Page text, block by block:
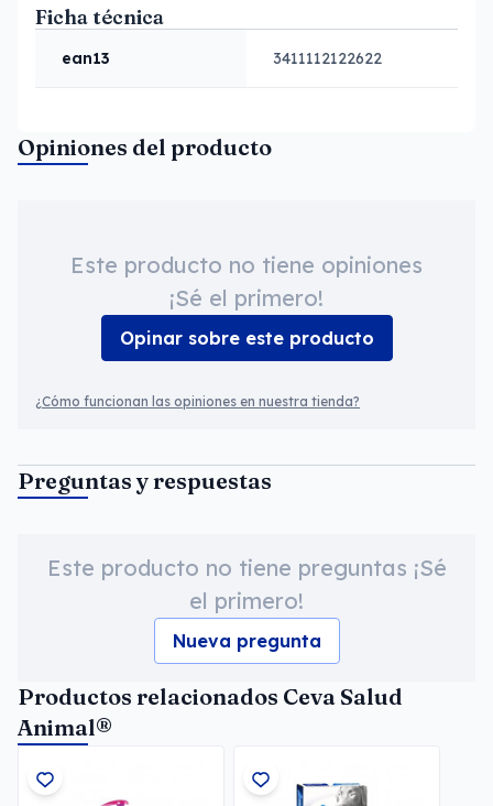
Ficha técnica
ean13 3411112122622
Opiniones del producto
Este producto no tiene opiniones
¡Sé el primero!
Opinar sobre este producto
¿Cómo funcionan las opiniones en nuestra tienda?
Preguntas y respuestas
Este producto no tiene preguntas ¡Sé
el primero!
Nueva pregunta
Productos relacionados Ceva Salud
Animal®